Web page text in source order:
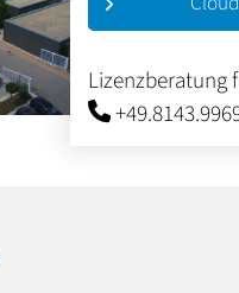
Lizenzberatung